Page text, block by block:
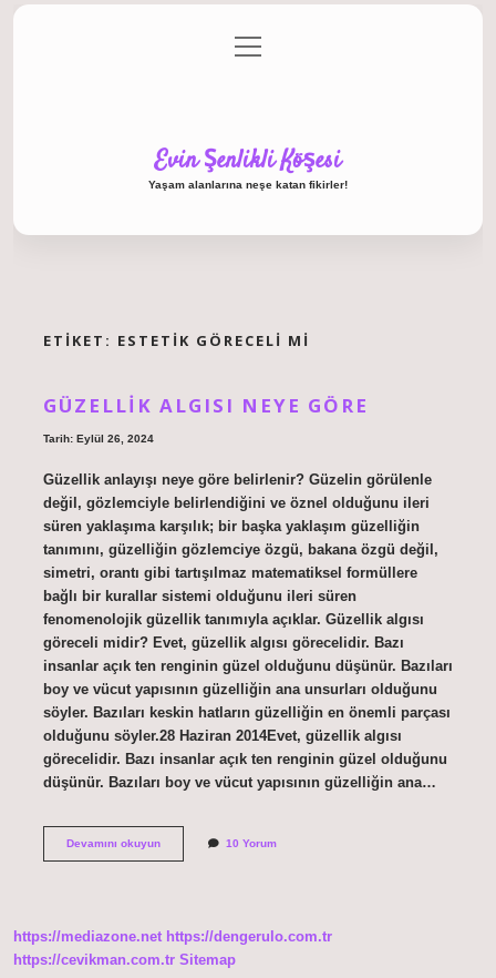
Gizlilik Politikası
menüyü
aç
Evin Şenlikli Köşesi
Yaşam alanlarına neşe katan fikirler!
ETIKET: ESTETIK GÖRECELI MI
GÜZELLIK ALGISI NEYE GÖRE
Tarih: Eylül 26, 2024
Güzellik anlayışı neye göre belirlenir? Güzelin görülenle
değil, gözlemciyle belirlendiğini ve öznel olduğunu ileri
süren yaklaşıma karşılık; bir başka yaklaşım güzelliğin
tanımını, güzelliğin gözlemciye özgü, bakana özgü değil,
simetri, orantı gibi tartışılmaz matematiksel formüllere
bağlı bir kurallar sistemi olduğunu ileri süren
fenomenolojik güzellik tanımıyla açıklar. Güzellik algısı
göreceli midir? Evet, güzellik algısı görecelidir. Bazı
insanlar açık ten renginin güzel olduğunu düşünür. Bazıları
boy ve vücut yapısının güzelliğin ana unsurları olduğunu
söyler. Bazıları keskin hatların güzelliğin en önemli parçası
olduğunu söyler.28 Haziran 2014Evet, güzellik algısı
görecelidir. Bazı insanlar açık ten renginin güzel olduğunu
düşünür. Bazıları boy ve vücut yapısının güzelliğin ana…
Devamını okuyunGüzellik
10 Yorum
https://mediazone.net https://dengerulo.com.tr
https://cevikman.com.tr Sitemap